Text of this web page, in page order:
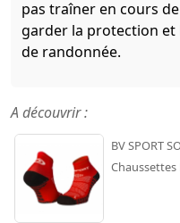
pas traîner en cours
garder la protection
de randonnée.
A découvrir :
BV SPORT